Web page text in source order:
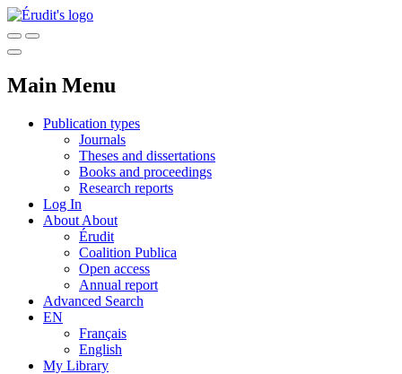
Main Menu
Publication types
Journals
Theses and dissertations
Books and proceedings
Research reports
Log In
About About
Érudit
Coalition Publica
Open access
Annual report
Advanced Search
EN
Français
English
My Library